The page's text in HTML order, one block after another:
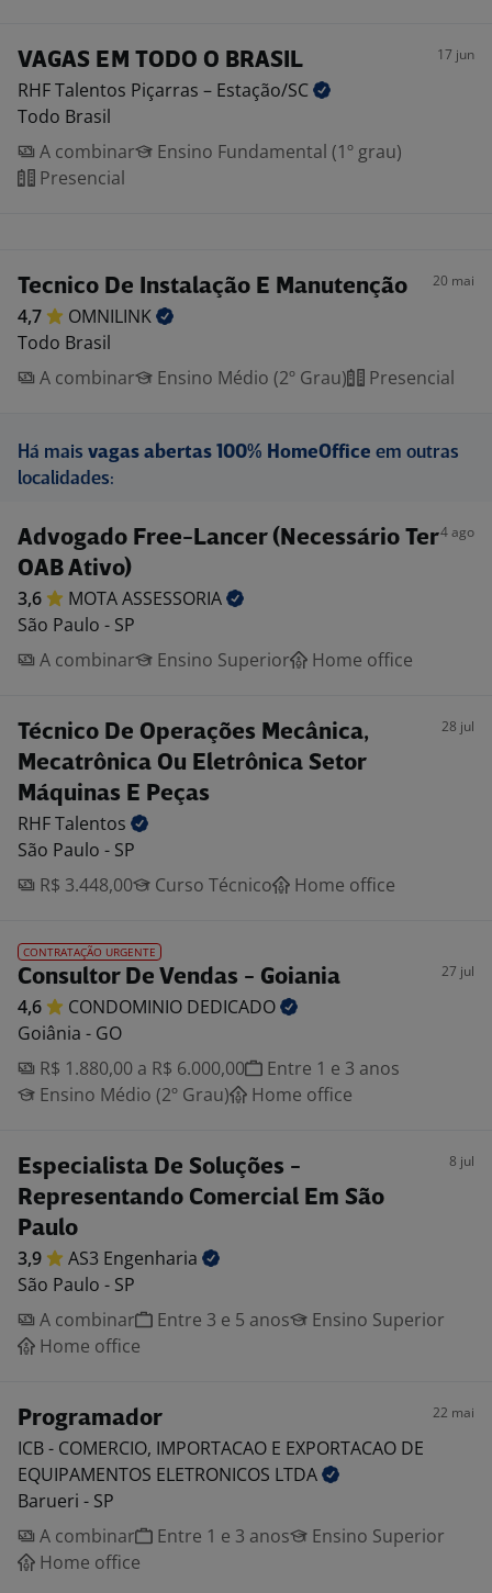
VAGAS EM TODO O BRASIL 17 jun
RHF Talentos Piçarras – Estação/SC
Todo Brasil
A combinar
Ensino Fundamental (1º grau)
Presencial
Tecnico De Instalação E Manutenção 20 mai
4,7
OMNILINK
Todo Brasil
A combinar
Ensino Médio (2º Grau) Presencial
Há mais vagas abertas 100% HomeOffice em outras
localidades:
Advogado Free-Lancer (Necessário Ter
OAB Ativo)
4 ago
3,6 MOTAASSESSORIA
São Paulo - SP
A combinar
Ensino Superior Home office
Técnico De Operações Mecânica,
Mecatrônica Ou Eletrônica Setor
Máquinas E Peças
28 jul
RHFTalentos
São Paulo - SP
R$ 3.448,00
Curso Técnico Home office
CONTRATAÇÃO URGENTE
Consultor De Vendas - Goiania 27 jul
4,6 CONDOMINIO DEDICADO
Goiânia - GO
R$ 1.880,00 a R$ 6.000,00
Entre 1 e 3 anos
Ensino Médio (2º Grau)
Home office
Especialista De Soluções -
Representando Comercial Em São
Paulo
8 jul
3,9 AS3 Engenharia
São Paulo - SP
A combinar
Entre 3 e 5 anos
Ensino Superior
Home office
Programador 22 mai
ICB - COMERCIO, IMPORTACAO E EXPORTACAO DE
EQUIPAMENTOS ELETRONICOS LTDA
Barueri - SP
A combinar
Entre 1 e 3 anos
Ensino Superior
Home office